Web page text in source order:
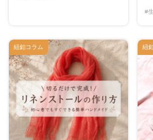
#
紐釦コラム 紐